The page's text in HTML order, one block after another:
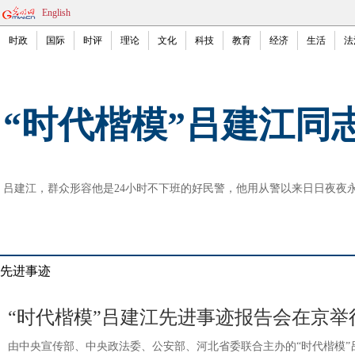
English
时政 国际 时评 理论 文化 科技 教育 经济 生活
“时代楷模”吕建江同
吕建江，群众形容他是24小时不下班的好民警，他用从警以来日日夜
先进事迹
“时代楷模”吕建江先进事迹报告会在京举
由中央宣传部、中央政法委、公安部、河北省委联合主办的“时代楷模